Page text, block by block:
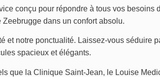
conçu pour répondre à tous vos besoins
dans un confort absolu.
et notre ponctualité. Laissez-vous séduire
spacieux et élégants.
que la Clinique Saint-Jean, le Louise